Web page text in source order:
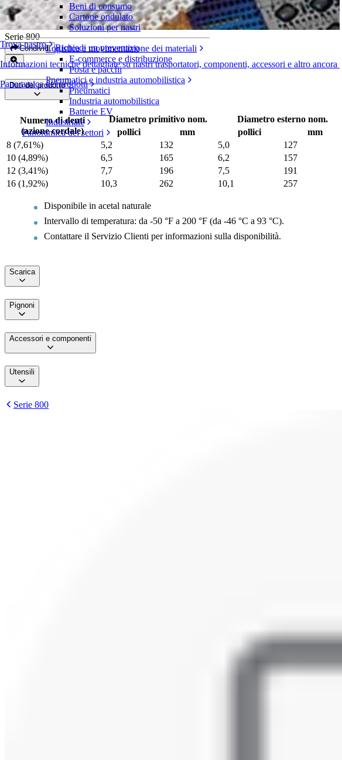
Trova nastro
Informazioni tecniche dettagliate su nastri trasportatori, componenti, accessori e altro ancora
Panoramica dei prodotti
Beni di consumo
Cartone ondulato
Soluzioni per nastri
Logistica e movimentazione dei materiali
E-commerce e distribuzione
Posta e pacchi
Pneumatici e industria automobilistica
Pneumatici
Industria automobilistica
Batterie EV
Industriale
Panoramica dei settori
Pignone in acetal stampato
Serie 800
Condividi Richiedi un preventivo
Dati del prodotto
Numero di denti
(azione cordale)
Diametro primitivo nom. Diametro esterno nom.
pollici
mm pollici mm
8 (7,61%)
5,2 132 5,0 127
10 (4,89%)
6,5 165 6,2 157
12 (3,41%)
7,7 196 7,5 191
16 (1,92%)
10,3 262 10,1 257
Disponibile in acetal naturale
Intervallo di temperatura: da -50 °F a 200 °F (da -46 °C a 93 °C).
Contattare il Servizio Clienti per informazioni sulla disponibilità.
Scarica
Pignoni
Accessori e componenti
Utensili
Serie 800